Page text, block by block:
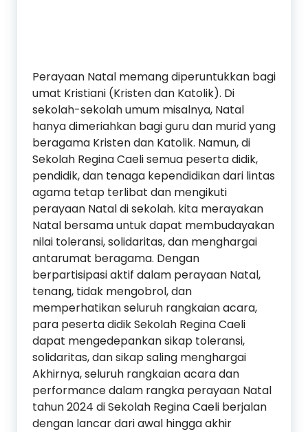
Perayaan Natal memang diperuntukkan bagi
umat Kristiani (Kristen dan Katolik). Di
sekolah-sekolah umum misalnya, Natal
hanya dimeriahkan bagi guru dan murid yang
beragama Kristen dan Katolik. Namun, di
Sekolah Regina Caeli semua peserta didik,
pendidik, dan tenaga kependidikan dari lintas
agama tetap terlibat dan mengikuti
perayaan Natal di sekolah. kita merayakan
Natal bersama untuk dapat membudayakan
nilai toleransi, solidaritas, dan menghargai
antarumat beragama. Dengan
berpartisipasi aktif dalam perayaan Natal,
tenang, tidak mengobrol, dan
memperhatikan seluruh rangkaian acara,
para peserta didik Sekolah Regina Caeli
dapat mengedepankan sikap toleransi,
solidaritas, dan sikap saling menghargai
Akhirnya, seluruh rangkaian acara dan
performance dalam rangka perayaan Natal
tahun 2024 di Sekolah Regina Caeli berjalan
dengan lancar dari awal hingga akhir